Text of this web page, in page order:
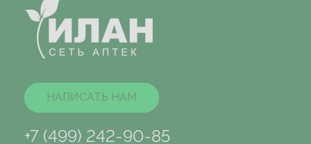
НАПИСАТЬ НАМ
+7 (499) 242-90-85